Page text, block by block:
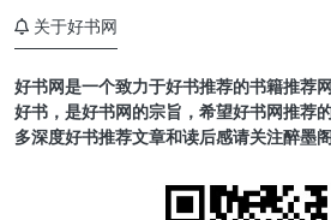
关于好书网
好书网是一个致力于好书推荐的书籍推荐
好书，是好书网的宗旨，希望好书网推荐
多深度好书推荐文章和读后感请关注醉墨